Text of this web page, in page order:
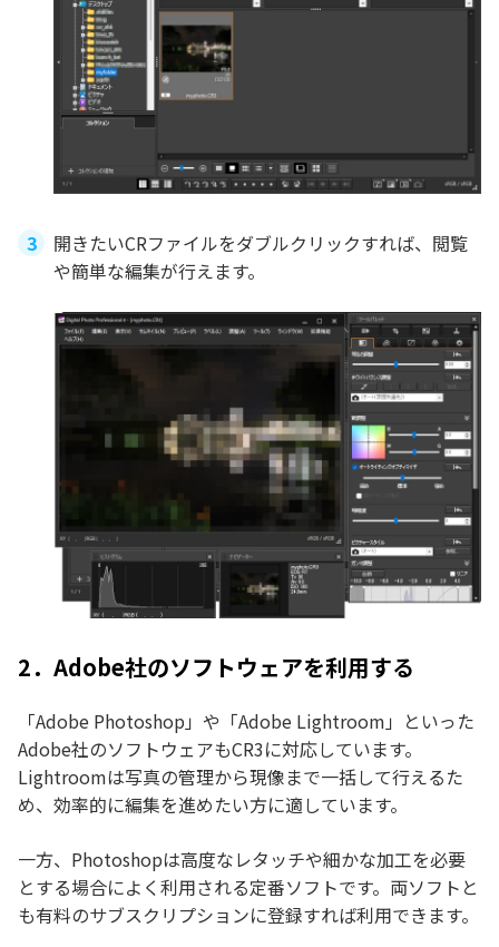
開きたいCRファイルをダブルクリックすれば、閲覧
や簡単な編集が行えます。
2．Adobe社のソフトウェアを利用する
「Adobe Photoshop」や「Adobe Lightroom」といった
Adobe社のソフトウェアもCR3に対応しています。
Lightroomは写真の管理から現像まで一括して行えるた
め、効率的に編集を進めたい方に適しています。
一方、Photoshopは高度なレタッチや細かな加工を必要
とする場合によく利用される定番ソフトです。両ソフトと
も有料のサブスクリプションに登録すれば利用できます。